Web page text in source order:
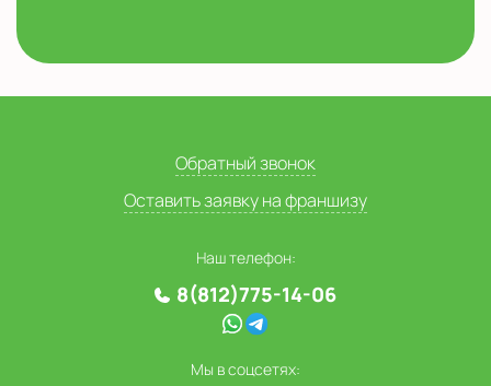
Обратный звонок
Оставить заявку на франшизу
Наш телефон:
8(812)775-14-06
Мы в соцсетях: